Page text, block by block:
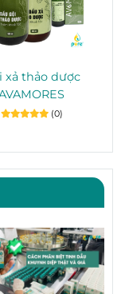
xả thảo dược
(0)